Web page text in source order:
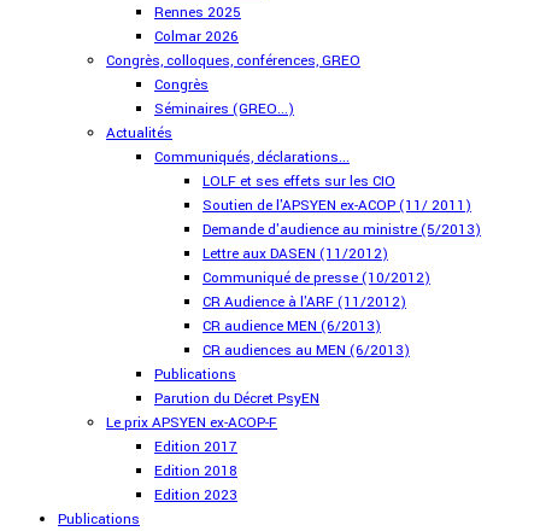
Rennes 2025
Colmar 2026
Congrès, colloques, conférences, GREO
Congrès
Séminaires (GREO...)
Actualités
Communiqués, déclarations...
LOLF et ses effets sur les CIO
Soutien de l'APSYEN ex-ACOP (11/ 2011)
Demande d'audience au ministre (5/2013)
Lettre aux DASEN (11/2012)
Communiqué de presse (10/2012)
CR Audience à l'ARF (11/2012)
CR audience MEN (6/2013)
CR audiences au MEN (6/2013)
Publications
Parution du Décret PsyEN
Le prix APSYEN ex-ACOP-F
Edition 2017
Edition 2018
Edition 2023
Publications